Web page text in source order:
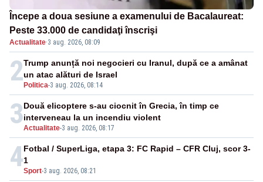
Începe a doua sesiune a examenului de Bacalaureat:
Peste 33.000 de candidaţi înscrişi
Actualitate·3 aug. 2026, 08:09
2 Politica-3 aug. 2026, 08:14
Trump anunță noi negocieri cu Iranul, după ce a amânat
un atac alături de Israel
3Actualitate-3 aug. 2026, 08:17
Două elicoptere s-au ciocnit în Grecia, în timp ce
interveneau la un incendiu violent
4Sport-3 aug. 2026, 08:21
Fotbal / SuperLiga, etapa 3: FC Rapid – CFR Cluj, scor 3-
1